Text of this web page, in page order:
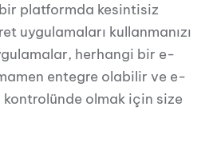
platformda kesintisiz
uygulamaları kullanmanızı
herhangi bir e-
entegre olabilir ve e-
olmak için size